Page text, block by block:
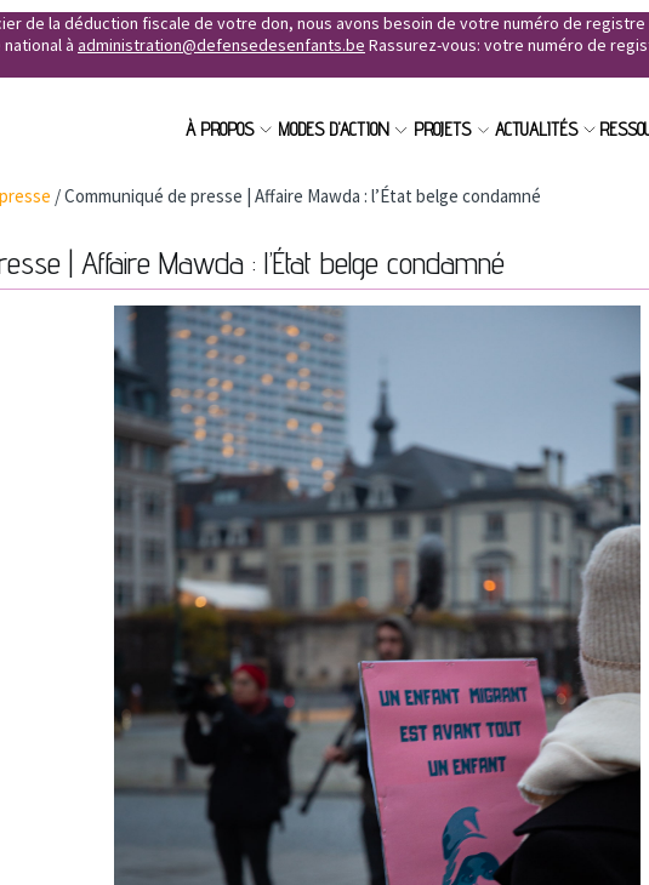
de la déduction fiscale de votre don, nous avons besoin de votre numéro de
à administration@defensedesenfants.be Rassurez-vous: votre numéro de
À PROPOS MODES D'ACTION PROJETS ACTUALITÉS
/Communiqué de presse | Affaire Mawda : l’État belge condamné
| Affaire Mawda : l’État belge condamné